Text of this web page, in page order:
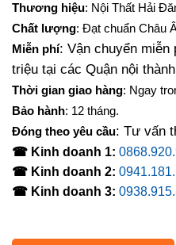
là:
Thương hiệu: Nội Thất Hải
Chất lượng: Đạt chuẩn Châu
Miễn phí: Vận chuyển
triệu tại các Quận nội
Thời gian giao hàng: Ngay
Bảo hành: 12 tháng.
Đóng theo yêu cầu: Tư vấn
☎ Kinh doanh 1:
☎ Kinh doanh 2:
☎ Kinh doanh 3: